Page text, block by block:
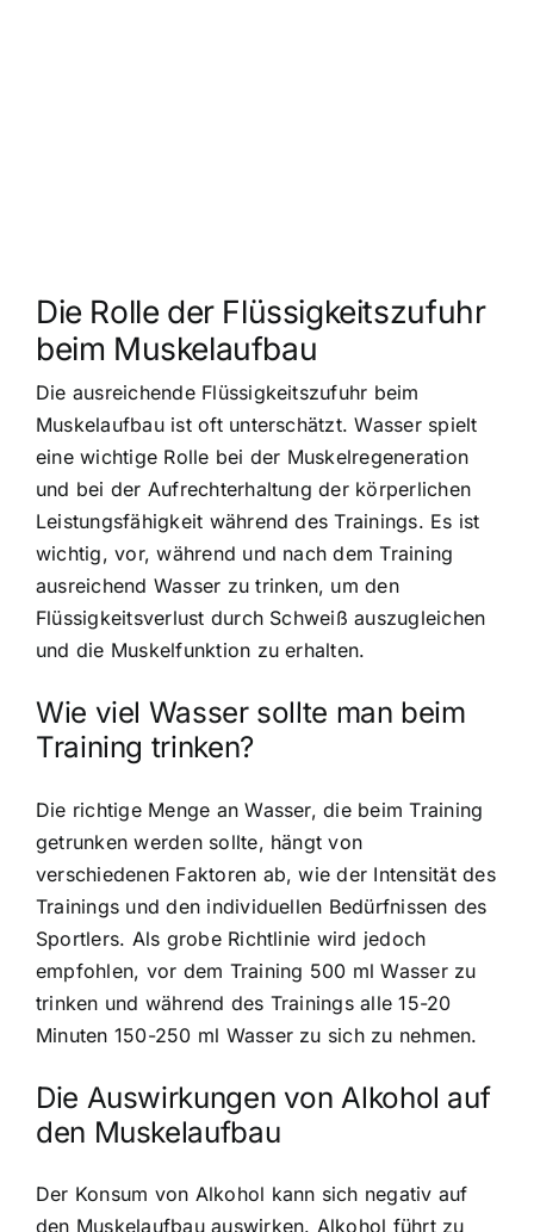
Die Rolle der Flüssigkeitszufuhr
beim Muskelaufbau
Die ausreichende Flüssigkeitszufuhr beim
Muskelaufbau ist oft unterschätzt. Wasser spielt
eine wichtige Rolle bei der Muskelregeneration
und bei der Aufrechterhaltung der körperlichen
Leistungsfähigkeit während des Trainings. Es ist
wichtig, vor, während und nach dem Training
ausreichend Wasser zu trinken, um den
Flüssigkeitsverlust durch Schweiß auszugleichen
und die Muskelfunktion zu erhalten.
Wie viel Wasser sollte man beim
Training trinken?
Die richtige Menge an Wasser, die beim Training
getrunken werden sollte, hängt von
verschiedenen Faktoren ab, wie der Intensität des
Trainings und den individuellen Bedürfnissen des
Sportlers. Als grobe Richtlinie wird jedoch
empfohlen, vor dem Training 500 ml Wasser zu
trinken und während des Trainings alle 15-20
Minuten 150-250 ml Wasser zu sich zu nehmen.
Die Auswirkungen von Alkohol auf
den Muskelaufbau
Der Konsum von Alkohol kann sich negativ auf
den Muskelaufbau auswirken. Alkohol führt zu